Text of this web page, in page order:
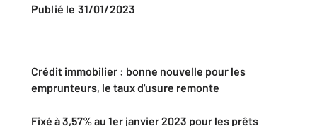
Publié le 31/01/2023
Crédit immobilier : bonne nouvelle pour les
emprunteurs, le taux d'usure remonte
Fixé à 3,57% au 1er janvier 2023 pour les prêts